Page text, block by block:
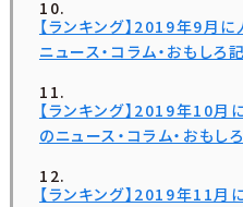
【ランキング】2019年9月
ニュース・コラム・おもしろ
【ランキング】2019年10月
のニュース・コラム・おもし
【ランキング】2019年11月